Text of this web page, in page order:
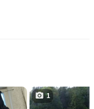
1